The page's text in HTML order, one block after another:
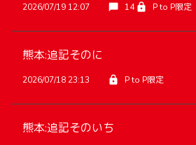
2026/07/19 12:07 14 P to P限定
熊本:追記そのに
2026/07/18 23:13 P to P限定
熊本:追記そのいち